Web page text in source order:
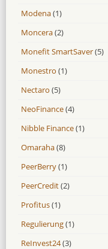
Modena(1)
Moncera(2)
Monefit SmartSaver(5)
Monestro (1)
Nectaro (5)
NeoFinance(4)
Nibble Finance(1)
Omaraha(8)
PeerBerry(1)
PeerCredit(2)
Profitus(1)
Regulierung(1)
ReInvest24(3)